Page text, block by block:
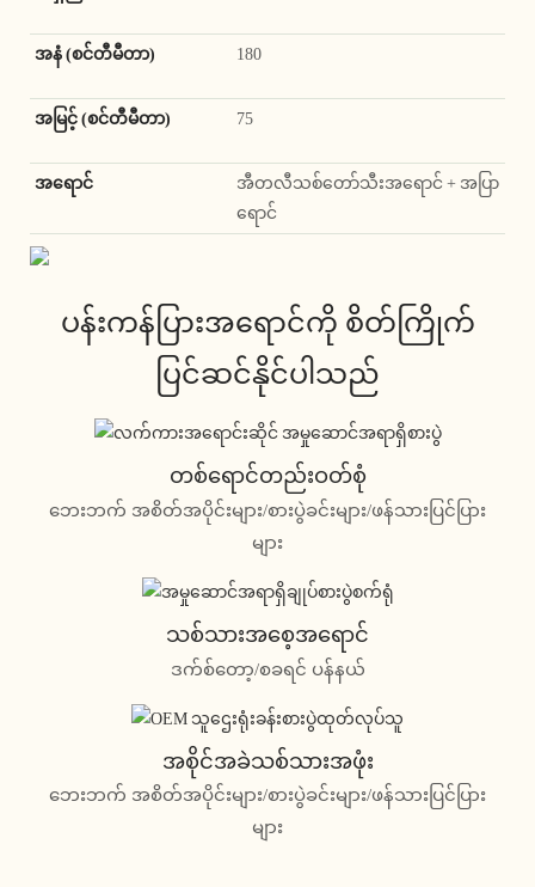
အနံ (စင်တီမီတာ) 180
အမြင့် (စင်တီမီတာ) 75
အရောင်
အီတလီသစ်တော်သီးအရောင် + အပြာ
ရောင်
ပန်းကန်ပြားအရောင်ကို စိတ်ကြိုက်
ပြင်ဆင်နိုင်ပါသည်
တစ်ရောင်တည်းဝတ်စုံ
ဘေးဘက် အစိတ်အပိုင်းများ/စားပွဲခင်းများ/ဖန်သားပြင်ပြား
များ
သစ်သားအစေ့အရောင်
ဒက်စ်တော့/စခရင် ပန်နယ်
အစိုင်အခဲသစ်သားအဖုံး
ဘေးဘက် အစိတ်အပိုင်းများ/စားပွဲခင်းများ/ဖန်သားပြင်ပြား
များ